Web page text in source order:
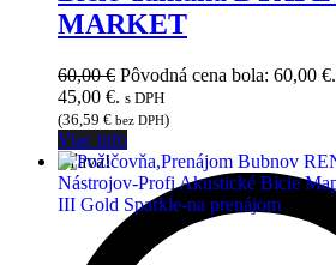
MARKET
60,00€ Pôvodná cena bola: 60,00 €.
45,00 €. s DPH
(36,59 € bez DPH)
Viac info
Zľava!